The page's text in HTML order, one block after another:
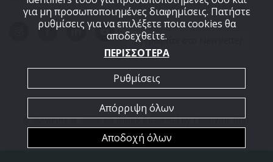
Εγγραφείτε στο Newsletter
© Survivors.gr 2026. All Rights Reserved by Γεώργιος Δημ.
ΑΡΜΟΥΤΗΣ Ε.Ε.
για μη προσωποποιημένες διαφημίσεις. Πατήστε
ρυθμίσεις για να επιλέξετε ποια cookies θα
αποδεχθείτε.
ΠΕΡΙΣΣΟΤΕΡΑ
Ρυθμίσεις
Απόρριψη όλων
Αποδοχή όλων